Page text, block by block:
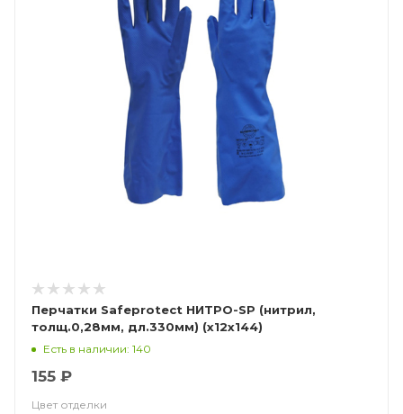
Перчатки Safeprotect НИТРО-SP (нитрил,
толщ.0,28мм, дл.330мм) (х12х144)
Есть в наличии: 140
155 ₽
Цвет отделки